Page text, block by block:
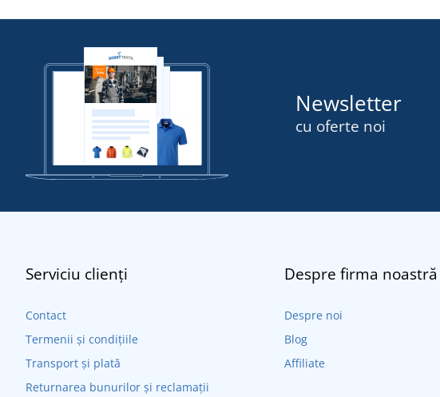
Newsletter
cu oferte noi
Serviciu clienți
Contact
Termenii și condițiile
Transport și plată
Returnarea bunurilor și reclamații
Despre firma noastră
Despre noi
Blog
Affiliate